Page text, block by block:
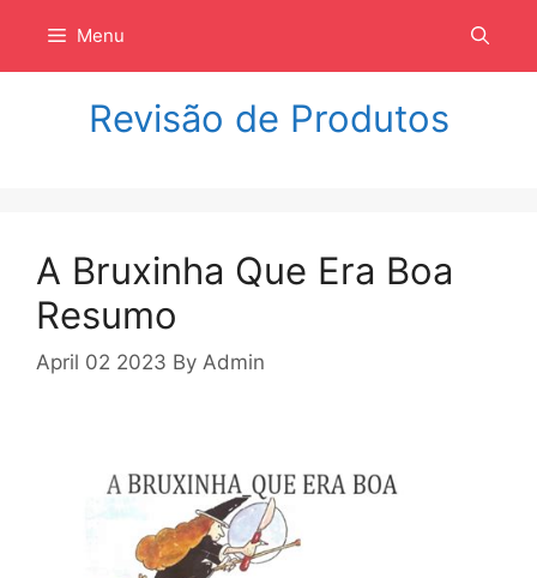
isi
Menu
Revisão de Produtos
A Bruxinha Que Era Boa
Resumo
April 02 2023 By Admin